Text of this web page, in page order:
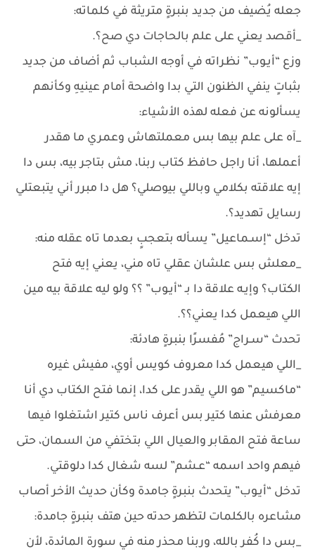
جعله يُضيف من جديد بنبرةٍ متريثة في كلماته:
_أقصد يعني على علم بالحاجات دي صح؟.
وزع “أيـوب” نظراته في أوجه الشباب ثم أضاف من جديد
بثباتٍ ينفي الظنون التي بدا واضحة أمام عينيهِ وكأنهم
يسألونه عن فعله لهذه الأشياء:
_آه على علم بيها بس معملتهاش وعمري ما هقدر
أعملها، أنا راجل حافظ كتاب ربنا، مش بتاجر بيه، بس دا
إيه علاقته بكلامي وباللي بيوصلي؟ هل دا مبرر أني يتبعتلي
رسايل تهديد؟.
تدخل “إسـماعيل” يسأله بتعجبٍ بعدما تاه عقله منه:
_معلش بس علشان عقلي تاه مني، يعني إيه فتح
الكتاب؟ وإيـه علاقة دا بـ “أيـوب” ؟؟ ولو ليه علاقة بيه مين
اللي هيعمل كدا يعني؟؟.
تحدث “سـراج” مُفسرًا بنبرةٍ هادئة:
_اللي هيعمل كدا معروف كويس أوي، مفيش غيره
“ماكسيم” هو اللي يقدر على كدا، إنما فتح الكتاب دي أنا
معرفش عنها كتير بس أعرف ناس كتير اشتغلوا فيها
ساعة فتح المقابر والعيال اللي بتختفي من السمان، حتى
فيهم واحد اسمه “عـشم” لسه شغال كدا دلوقتي.
تدخل “أيـوب” يتحدث بنبرةٍ جامدة وكأن حديث الأخر أصاب
مشاعره بالكلمات لتظهر حدته حين هتف بنبرةٍ جامدة:
_بس دا كُفر بالله، وربنا محذر منه في سورة المائدة، لأن